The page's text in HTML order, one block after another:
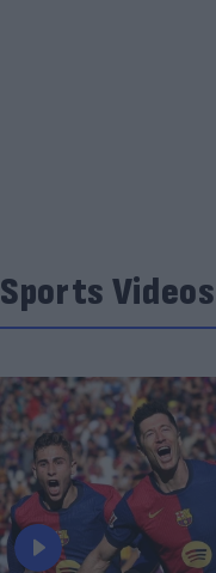
Sports Videos